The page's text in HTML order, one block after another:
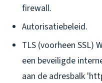
firewall.
Autorisatiebeleid.
TLS (voorheen SSL)
een beveiligde
aan de adresbalk